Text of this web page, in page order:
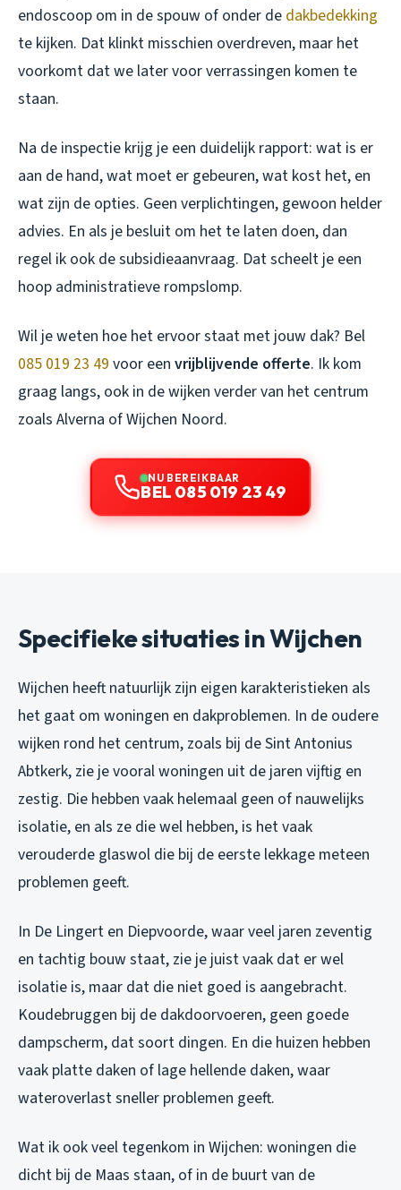
endoscoop om in de spouw of onder de dakbedekking
te kijken. Dat klinkt misschien overdreven, maar het
voorkomt dat we later voor verrassingen komen te
staan.
Na de inspectie krijg je een duidelijk rapport: wat is er
aan de hand, wat moet er gebeuren, wat kost het, en
wat zijn de opties. Geen verplichtingen, gewoon helder
advies. En als je besluit om het te laten doen, dan
regel ik ook de subsidieaanvraag. Dat scheelt je een
hoop administratieve rompslomp.
Wil je weten hoe het ervoor staat met jouw dak? Bel
085 019 23 49 voor een vrijblijvende offerte. Ik kom
graag langs, ook in de wijken verder van het centrum
zoals Alverna of Wijchen Noord.
NU BEREIKBAAR
BEL 085 019 23 49
Specifieke situaties in Wijchen
Wijchen heeft natuurlijk zijn eigen karakteristieken als
het gaat om woningen en dakproblemen. In de oudere
wijken rond het centrum, zoals bij de Sint Antonius
Abtkerk, zie je vooral woningen uit de jaren vijftig en
zestig. Die hebben vaak helemaal geen of nauwelijks
isolatie, en als ze die wel hebben, is het vaak
verouderde glaswol die bij de eerste lekkage meteen
problemen geeft.
In De Lingert en Diepvoorde, waar veel jaren zeventig
en tachtig bouw staat, zie je juist vaak dat er wel
isolatie is, maar dat die niet goed is aangebracht.
Koudebruggen bij de dakdoorvoeren, geen goede
dampscherm, dat soort dingen. En die huizen hebben
vaak platte daken of lage hellende daken, waar
wateroverlast sneller problemen geeft.
Wat ik ook veel tegenkom in Wijchen: woningen die
dicht bij de Maas staan, of in de buurt van de